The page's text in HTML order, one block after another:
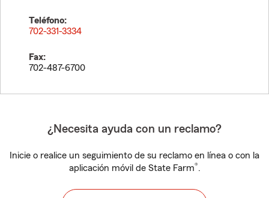
Teléfono:
702-331-3334
Fax:
702-487-6700
¿Necesita ayuda con un reclamo?
Inicie o realice un seguimiento de su reclamo en línea o con la
aplicación móvil de State Farm®.